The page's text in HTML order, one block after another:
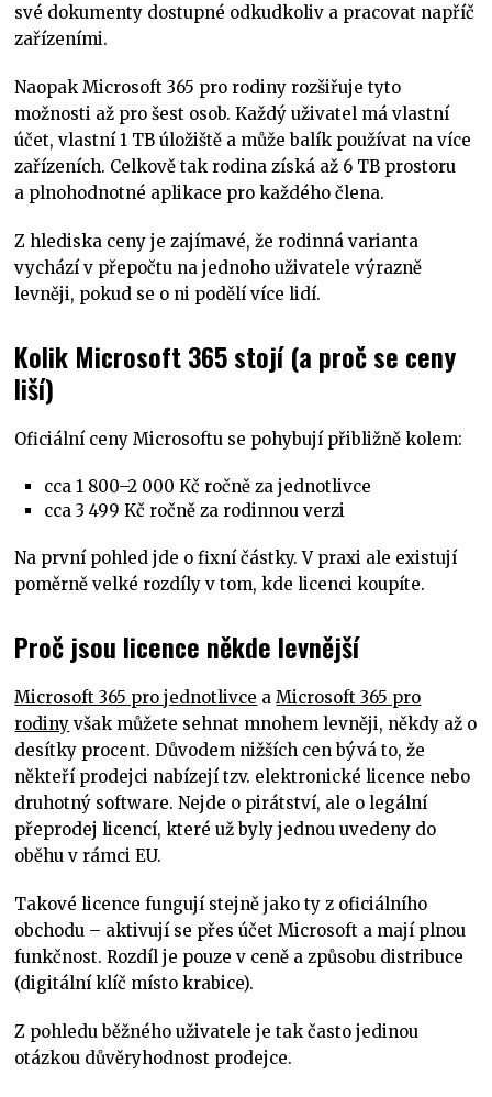
své dokumenty dostupné odkudkoliv a pracovat napříč
zařízeními.
Naopak Microsoft 365 pro rodiny rozšiřuje tyto
možnosti až pro šest osob. Každý uživatel má vlastní
účet, vlastní 1 TB úložiště a může balík používat na více
zařízeních. Celkově tak rodina získá až 6 TB prostoru
a plnohodnotné aplikace pro každého člena.
Z hlediska ceny je zajímavé, že rodinná varianta
vychází v přepočtu na jednoho uživatele výrazně
levněji, pokud se o ni podělí více lidí.
Kolik Microsoft 365 stojí (a proč se ceny
liší)
Oficiální ceny Microsoftu se pohybují přibližně kolem:
cca 1 800–2 000 Kč ročně za jednotlivce
cca 3 499 Kč ročně za rodinnou verzi
Na první pohled jde o fixní částky. V praxi ale existují
poměrně velké rozdíly v tom, kde licenci koupíte.
Proč jsou licence někde levnější
Microsoft 365 pro jednotlivce aMicrosoft 365 pro
rodiny však můžete sehnat mnohem levněji, někdy až o
desítky procent. Důvodem nižších cen bývá to, že
někteří prodejci nabízejí tzv. elektronické licence nebo
druhotný software. Nejde o pirátství, ale o legální
přeprodej licencí, které už byly jednou uvedeny do
oběhu v rámci EU.
Takové licence fungují stejně jako ty z oficiálního
obchodu – aktivují se přes účet Microsoft a mají plnou
funkčnost. Rozdíl je pouze v ceně a způsobu distribuce
(digitální klíč místo krabice).
Z pohledu běžného uživatele je tak často jedinou
otázkou důvěryhodnost prodejce.